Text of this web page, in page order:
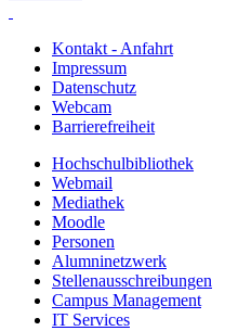
Kontakt - Anfahrt
Impressum
Datenschutz
Webcam
Barrierefreiheit
Hochschulbibliothek
Webmail
Mediathek
Moodle
Personen
Alumninetzwerk
Stellenausschreibungen
Campus Management
IT Services